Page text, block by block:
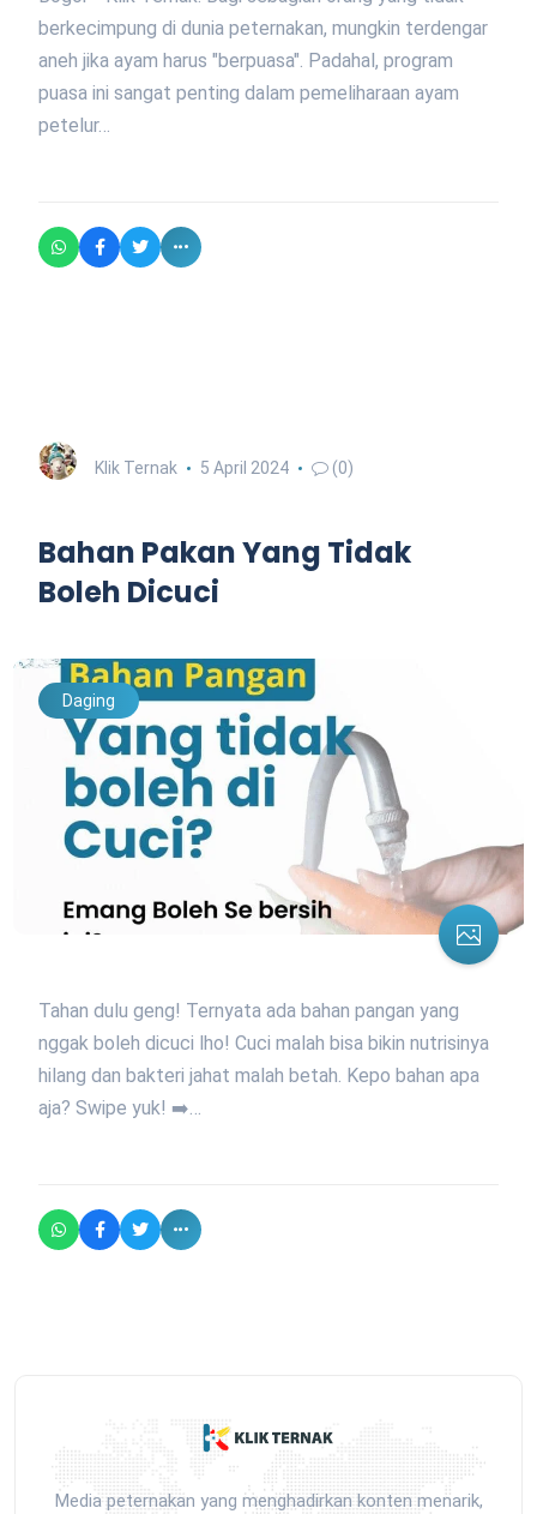
berkecimpung di dunia peternakan, mungkin terdengar
aneh jika ayam harus "berpuasa". Padahal, program
puasa ini sangat penting dalam pemeliharaan ayam
petelur…
Klik Ternak 5 April 2024 (0)
Bahan Pakan Yang Tidak
Boleh Dicuci
Daging
Tahan dulu geng! Ternyata ada bahan pangan yang
nggak boleh dicuci lho! Cuci malah bisa bikin nutrisinya
hilang dan bakteri jahat malah betah. Kepo bahan apa
aja? Swipe yuk! ➡️…
Media peternakan yang menghadirkan konten menarik,